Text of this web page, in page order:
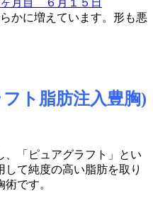
かに増えています。形も悪
ト脂肪注入豊胸)
、「ピュアグラフト」とい
して純度の高い脂肪を取り
術です。